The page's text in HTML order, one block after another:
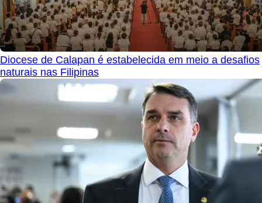
Diocese de Calapan é estabelecida em meio a desafios
naturais nas Filipinas